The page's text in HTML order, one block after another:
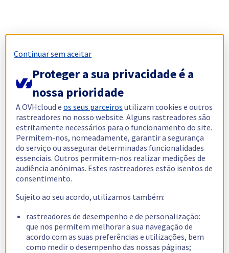
Continuar sem aceitar
Proteger a sua privacidade é a
nossa prioridade
A OVHcloud eos seus parceiros utilizam cookies e outros
rastreadores no nosso website. Alguns rastreadores são
estritamente necessários para o funcionamento do site.
Permitem-nos, nomeadamente, garantir a segurança
do serviço ou assegurar determinadas funcionalidades
essenciais. Outros permitem-nos realizar medições de
audiência anónimas. Estes rastreadores estão isentos de
consentimento.
Sujeito ao seu acordo, utilizamos também:
rastreadores de desempenho e de personalização:
que nos permitem melhorar a sua navegação de
acordo com as suas preferências e utilizações, bem
como medir o desempenho das nossas páginas;